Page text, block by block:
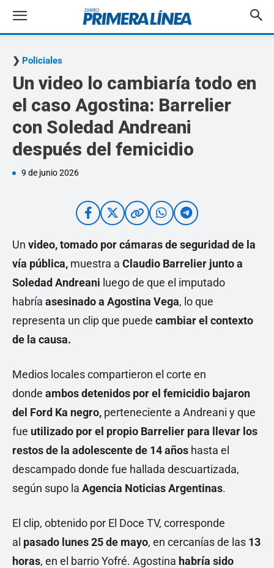
Policiales
Un video lo cambiaría todo en
el caso Agostina: Barrelier
con Soledad Andreani
después del femicidio
9 de junio 2026
Un video, tomado por cámaras de seguridad de la
vía pública, muestra a Claudio Barrelier junto a
Soledad Andreani luego de que el imputado
habría asesinado a Agostina Vega, lo que
representa un clip que puede cambiar el contexto
de la causa.
Medios locales compartieron el corte en
donde ambos detenidos por el femicidio bajaron
del Ford Ka negro, perteneciente a Andreani y que
fue utilizado por el propio Barrelier para llevar los
restos de la adolescente de 14 años hasta el
descampado donde fue hallada descuartizada,
según supo la Agencia Noticias Argentinas.
El clip, obtenido por El Doce TV, corresponde
al pasado lunes 25 de mayo, en cercanías de las 13
horas, en el barrio Yofré. Agostina habría sido